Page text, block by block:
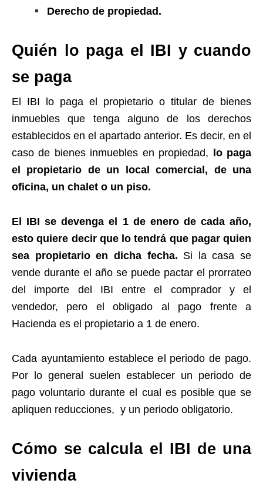
Derecho de propiedad.
Quién lo paga el IBI y cuando
se paga
El IBI lo paga el propietario o titular de bienes
inmuebles que tenga alguno de los derechos
establecidos en el apartado anterior. Es decir, en el
caso de bienes inmuebles en propiedad, lo paga
el propietario de un local comercial, de una
oficina, un chalet o un piso.
El IBI se devenga el 1 de enero de cada año,
esto quiere decir que lo tendrá que pagar quien
sea propietario en dicha fecha. Si la casa se
vende durante el año se puede pactar el prorrateo
del importe del IBI entre el comprador y el
vendedor, pero el obligado al pago frente a
Hacienda es el propietario a 1 de enero.
Cada ayuntamiento establece el periodo de pago.
Por lo general suelen establecer un periodo de
pago voluntario durante el cual es posible que se
apliquen reducciones, y un periodo obligatorio.
Cómo se calcula el IBI de una
vivienda